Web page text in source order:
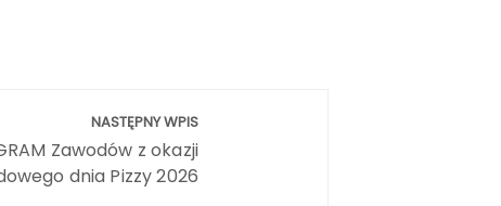
NASTĘPNY WPIS
Zawodów z okazji
dnia Pizzy 2026